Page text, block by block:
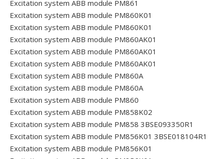
Excitation system ABB module PM861
Excitation system ABB module PM860K01
Excitation system ABB module PM860K01
Excitation system ABB module PM860AK01
Excitation system ABB module PM860AK01
Excitation system ABB module PM860AK01
Excitation system ABB module PM860A
Excitation system ABB module PM860A
Excitation system ABB module PM860
Excitation system ABB module PM858K02
Excitation system ABB module PM858 3BSE093350R1
Excitation system ABB module PM856K01 3BSE018104R1
Excitation system ABB module PM856K01